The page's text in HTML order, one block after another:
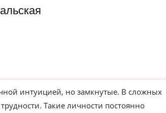
интуицией, но замкнутые. В сложных
Такие личности постоянно